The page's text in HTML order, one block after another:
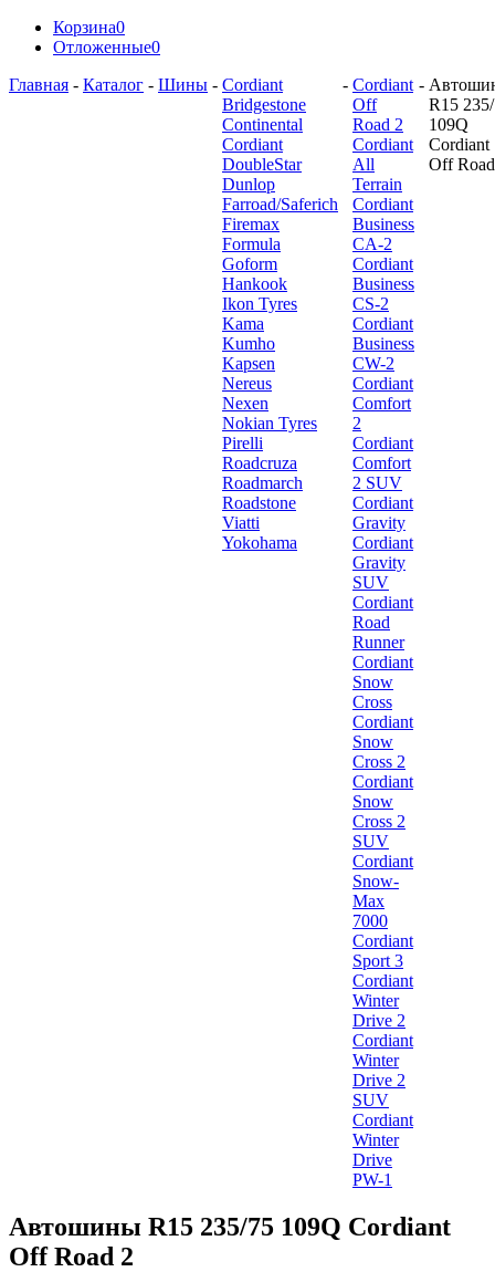
Корзина0
Отложенные0
Главная - Каталог - Шины - Cordiant
Bridgestone
Continental
Cordiant
DoubleStar
Dunlop
Farroad/Saferich
Firemax
Formula
Goform
Hankook
Ikon Tyres
Kama
Kumho
Kapsen
Nereus
Nexen
Nokian Tyres
Pirelli
Roadcruza
Roadmarch
Roadstone
Viatti
Yokohama
- Cordiant
Off
Road 2
Cordiant
All
Terrain
Cordiant
Business
CA-2
Cordiant
Business
CS-2
Cordiant
Business
CW-2
Cordiant
Comfort
2
Cordiant
Comfort
2 SUV
Cordiant
Gravity
Cordiant
Gravity
SUV
Cordiant
Road
Runner
Cordiant
Snow
Cross
Cordiant
Snow
Cross 2
Cordiant
Snow
Cross 2
SUV
Cordiant
Snow-
Max
7000
Cordiant
Sport 3
Cordiant
Winter
Drive 2
Cordiant
Winter
Drive 2
SUV
Cordiant
Winter
Drive
PW-1
-
R15
109Q
Cordiant
Off
Автошины R15 235/75 109Q Cordiant
Off Road 2